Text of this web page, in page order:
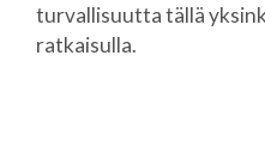
turvallisuutta tällä
ratkaisulla.